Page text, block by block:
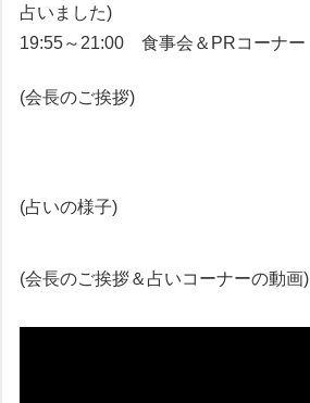
占いました)
19:55～21:00 食事会＆PRコーナー
(会長のご挨拶)
(占いの様子)
(会長のご挨拶＆占いコーナーの動画)